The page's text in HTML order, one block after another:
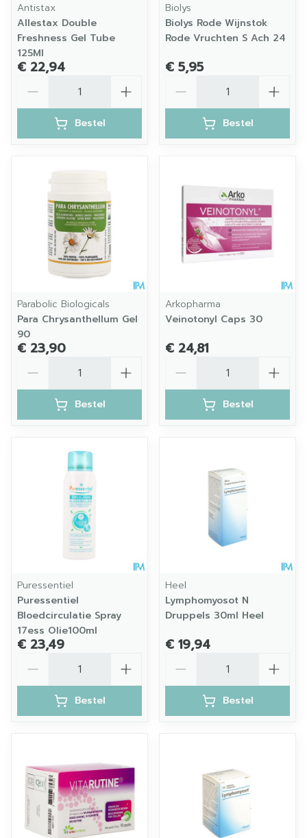
Antistax
Allestax Double
Freshness Gel Tube
125Ml
€ 22,94
Bestel
Biolys
Biolys Rode Wijnstok
Rode Vruchten S Ach 24
€ 5,95
Bestel
Parabolic Biologicals
Para Chrysanthellum Gel
90
€ 23,90
Bestel
Arkopharma
Veinotonyl Caps 30
€ 24,81
Bestel
Puressentiel
Puressentiel
Bloedcirculatie Spray
17ess Olie100ml
€ 23,49
Bestel
Heel
Lymphomyosot N
Druppels 30ml Heel
€ 19,94
Bestel